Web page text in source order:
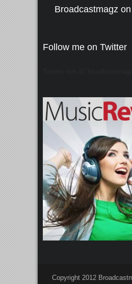
Broadcastmagz
Follow me on Twitter
Copyright 2012